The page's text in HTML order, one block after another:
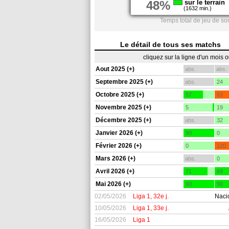
48% sur le terrain
(1632 min.)
Temps total de jeu de
Le détail de tous ses matchs
cliquez sur la ligne d'un mois
Aout 2025 (+)
abs. abs.
Septembre 2025 (+) abs. 24
Octobre 2025 (+) 57 63
Novembre 2025 (+) 5 19
Décembre 2025 (+) abs. 32
Janvier 2026 (+) 90 0
Février 2026 (+) 0 120
Mars 2026 (+) abs. 0
Avril 2026 (+) 71 69
Mai 2026 (+) 90 90
02/05/2026 Liga 1, 32e j.
10/05/2026
Liga 1, 33e j.
16/05/2026
Liga 1